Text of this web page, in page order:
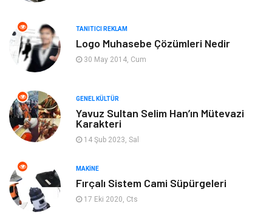
Bilgisayar & Yazılım Müzik
Mobilya
Ev İşleri
Aksesuar
Gençlik Eğlence
İnternet
TANITICI REKLAM
Logo Muhasebe Çözümleri Nedir
30 May 2014, Cum
GENEL KÜLTÜR
Yavuz Sultan Selim Han’ın Mütevazi
Karakteri
14 Şub 2023, Sal
MAKINE
Fırçalı Sistem Cami Süpürgeleri
17 Eki 2020, Cts